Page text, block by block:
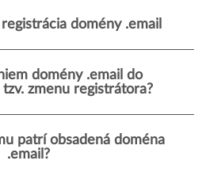
domény .email
domény .email do
zmenu registrátora?
patrí obsadená doména
.email?